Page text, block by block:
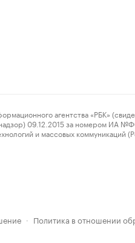
агентства «РБК»
09.12.2015 за номером ИА
и массовых
· Политика в отношении